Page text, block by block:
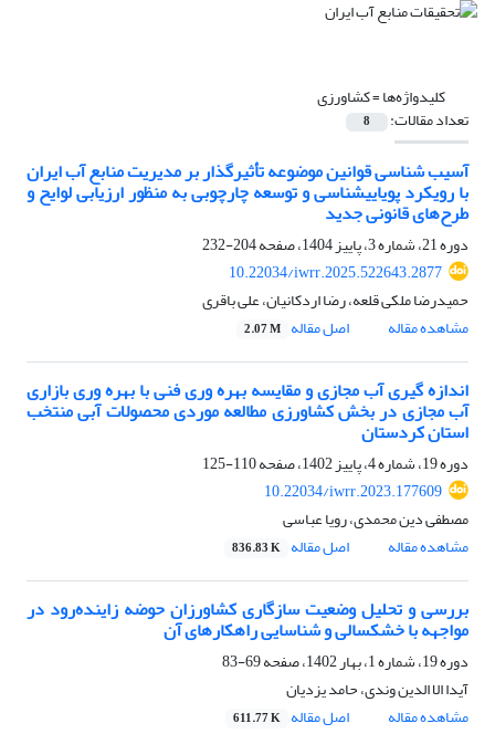
کلیدواژه‌ها =کشاورزی
تعداد مقالات: 8
آسیب شناسی قوانین موضوعه تأثیرگذار بر مدیریت منابع آب ایران
با رویکرد پویایی‎شناسی و توسعه چارچوبی به منظور ارزیابی لوایح و
طرح‌های قانونی جدید
دوره 21، شماره 3، پاییز 1404، صفحه
204-232
10.22034/iwrr.2025.522643.2877
حمیدرضا ملکی قلعه، رضا اردکانیان، علی باقری
مشاهده مقاله
اصل مقاله 2.07 M
اندازه گیری آب مجازی و مقایسه بهره وری فنی با بهره وری بازاری
آب مجازی در بخش کشاورزی مطالعه موردی محصولات آبی منتخب
استان کردستان
دوره 19، شماره 4، پاییز 1402، صفحه
110-125
10.22034/iwrr.2023.177609
مصطفی دین محمدی، رویا عباسی
مشاهده مقاله
اصل مقاله 836.83 K
بررسی و تحلیل وضعیت سازگاری کشاورزان حوضه زاینده‌رود در
مواجهه با خشکسالی و شناسایی راهکارهای آن
دوره 19، شماره 1، بهار 1402، صفحه
69-83
آیدا الا الدین وندی، حامد یزدیان
مشاهده مقاله
اصل مقاله 611.77 K